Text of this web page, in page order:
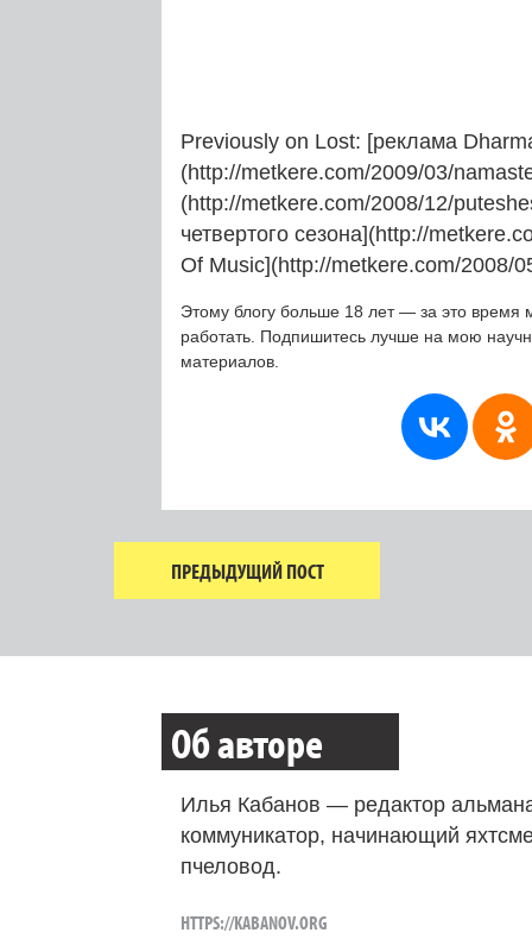
Previously on Lost: [реклама
(http://metkere.com/2009/03/
(http://metkere.com/2008/12/
четвертого сезона](http://
Of Music](http://metkere.com/2008/
Этому блогу больше 18 лет — за это время
работать. Подпишитесь лучше на мою
материалов.
ПРЕДЫДУЩИЙ ПОСТ
Об авторе
Илья Кабанов — редактор
коммуникатор, начинающий
пчеловод.
HTTPS://KABANOV.ORG